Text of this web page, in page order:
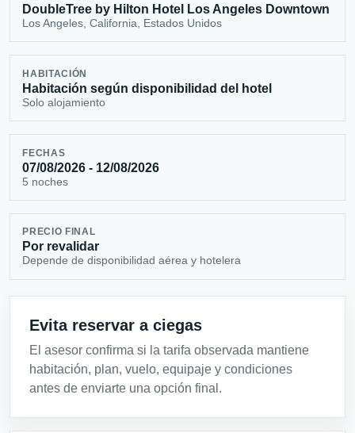
DoubleTree by Hilton Hotel Los Angeles Downtown
Los Angeles, California, Estados Unidos
HABITACIÓN
Habitación según disponibilidad del hotel
Solo alojamiento
FECHAS
07/08/2026 - 12/08/2026
5 noches
PRECIO FINAL
Por revalidar
Depende de disponibilidad aérea y hotelera
Evita reservar a ciegas
El asesor confirma si la tarifa observada mantiene
habitación, plan, vuelo, equipaje y condiciones
antes de enviarte una opción final.